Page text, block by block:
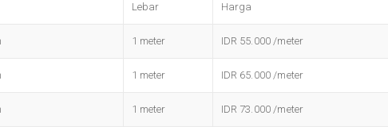
Lebar Harga
1 meter IDR 55.000 /meter
1 meter IDR 65.000 /meter
1 meter IDR 73.000 /meter